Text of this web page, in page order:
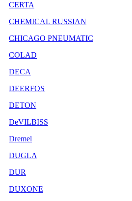
CERTA
CHEMICAL RUSSIAN
CHICAGO PNEUMATIC
COLAD
DECA
DEERFOS
DETON
DeVILBISS
Dremel
DUGLA
DUR
DUXONE